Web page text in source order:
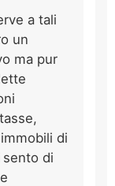
a tali
un
ma pur
di
di